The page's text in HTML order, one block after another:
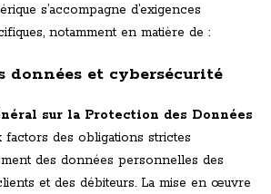
s’accompagne d’exigences
notamment en matière de :
données et cybersécurité
sur la Protection des Données
factors des obligations strictes
des données personnelles des
et des débiteurs. La mise en œuvre